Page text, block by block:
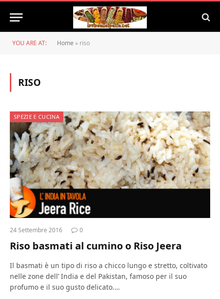
YOU ARE AT: Home » riso
RISO
SPEZIE E CUCINA
24 Settembre 2016 0
Riso basmati al cumino o Riso Jeera
Il basmati è un tipo di riso a chicco lungo e stretto, coltivato
nelle zone dell’ India e del Pakistan, famoso per il suo
profumo e il suo gusto delicato.…